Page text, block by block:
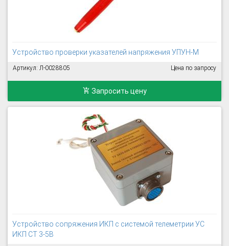
Устройство проверки указателей напряжения УПУН-М
Артикул: Л-0028805 Цена по запросу
Запросить цену
Устройство сопряжения ИКП с системой телеметрии УС
ИКП СТ 3-5В